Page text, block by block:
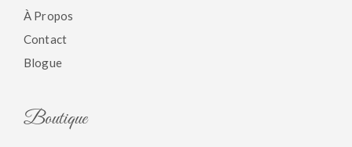
À Propos
Contact
Blogue
Boutique